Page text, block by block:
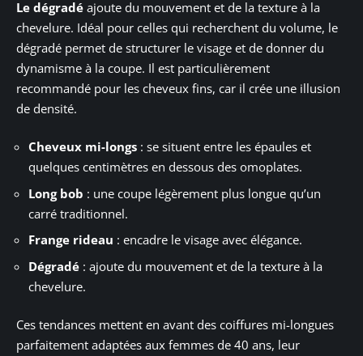
Le dégradé ajoute du mouvement et de la texture à la
chevelure. Idéal pour celles qui recherchent du volume, le
dégradé permet de structurer le visage et de donner du
dynamisme à la coupe. Il est particulièrement
recommandé pour les cheveux fins, car il crée une illusion
de densité.
Cheveux mi-longs : se situent entre les épaules et
quelques centimètres en dessous des omoplates.
Long bob : une coupe légèrement plus longue qu’un
carré traditionnel.
Frange rideau : encadre le visage avec élégance.
Dégradé : ajoute du mouvement et de la texture à la
chevelure.
Ces tendances mettent en avant des coiffures mi-longues
parfaitement adaptées aux femmes de 40 ans, leur